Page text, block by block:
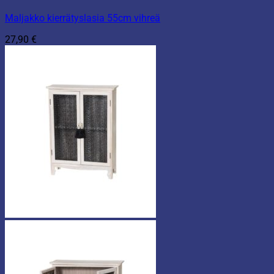
Maljakko kierrätyslasia 55cm vihreä
27,90 €